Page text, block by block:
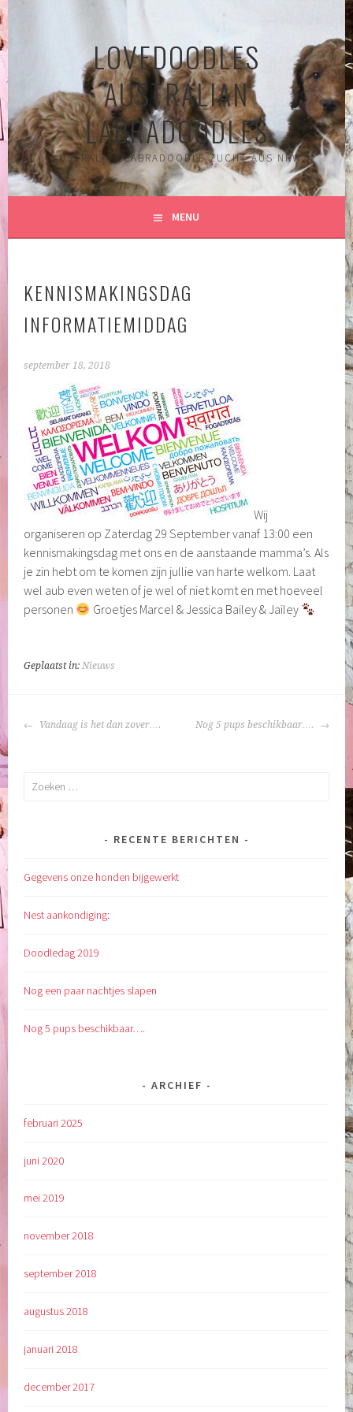
inhoud
LOVEDOODLES
AUSTRALIAN
LABRADOODLES
AUSTRALIAN LABRADOODLE ZUCHT AUS NRW
MENU
KENNISMAKINGSDAG
INFORMATIEMIDDAG
september 18, 2018
Wij
organiseren op Zaterdag 29 September vanaf 13:00 een
kennismakingsdag met ons en de aanstaande mamma’s. Als
je zin hebt om te komen zijn jullie van harte welkom. Laat
wel aub even weten of je wel of niet komt en met hoeveel
personen
Groetjes Marcel & Jessica Bailey & Jailey
Geplaatst in:Nieuws
BERICHTNAVIGATIE
Vandaag is het dan zover…. Nog 5 pups beschikbaar….
Zoeken
RECENTE BERICHTEN
Gegevens onze honden bijgewerkt
Nest aankondiging:
Doodledag 2019
Nog een paar nachtjes slapen
Nog 5 pups beschikbaar….
ARCHIEF
februari 2025
juni 2020
mei 2019
november 2018
september 2018
augustus 2018
januari 2018
december 2017